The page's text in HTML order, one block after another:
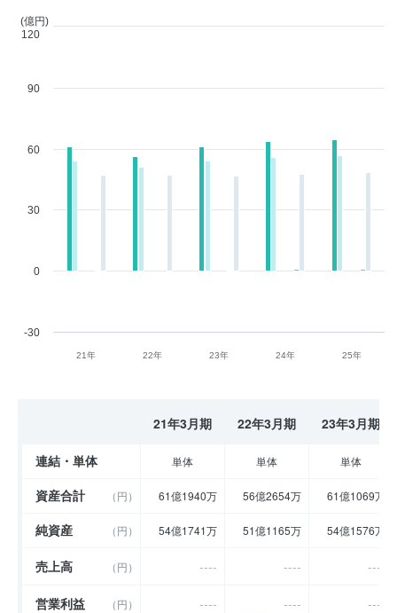
21年 22年 23年 24年 25年
-30
0
30
60
90
(億円)
120
21年3月期 22年3月期 23年3月期
連結・単体 単体 単体 単体
資産合計 （円） 61億1940万 56億2654万 61億1069万
純資産 （円） 54億1741万 51億1165万 54億1576万
売上高 （円） ---- ---- ----
営業利益 （円） ---- ---- ----